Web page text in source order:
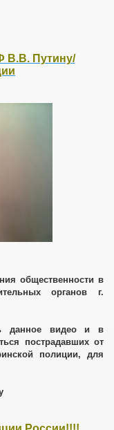
В.В. Путину/
общественности в
органов г.
данное видео и в
пострадавших от
полиции, для